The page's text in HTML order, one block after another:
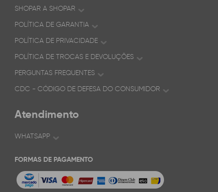
SHOPAR A SHOPAR
POLÍTICA DE GARANTIA
POLÍTICA DE PRIVACIDADE
POLÍTICA DE TROCAS E DEVOLUÇÕES
PERGUNTAS FREQUENTES
CDC - CÓDIGO DE DEFESA DO CONSUMIDOR
Atendimento
WHATSAPP
FORMAS DE PAGAMENTO